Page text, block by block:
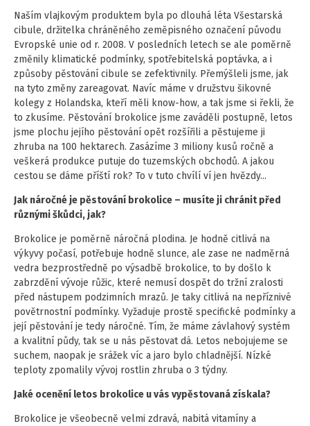
Naším vlajkovým produktem byla po dlouhá léta Všestarská
cibule, držitelka chráněného zeměpisného označení původu
Evropské unie od r. 2008. V posledních letech se ale poměrně
změnily klimatické podmínky, spotřebitelská poptávka, a i
způsoby pěstování cibule se zefektivnily. Přemýšleli jsme, jak
na tyto změny zareagovat. Navíc máme v družstvu šikovné
kolegy z Holandska, kteří měli know-how, a tak jsme si řekli, že
to zkusíme. Pěstování brokolice jsme zaváděli postupně, letos
jsme plochu jejího pěstování opět rozšířili a pěstujeme ji
zhruba na 100 hektarech. Zasázíme 3 miliony kusů ročně a
veškerá produkce putuje do tuzemských obchodů. A jakou
cestou se dáme příští rok? To v tuto chvílí ví jen hvězdy...
Jak náročné je pěstování brokolice – musíte ji chránit před
různými škůdci, jak?
Brokolice je poměrně náročná plodina. Je hodně citlivá na
výkyvy počasí, potřebuje hodně slunce, ale zase ne nadměrná
vedra bezprostředně po výsadbě brokolice, to by došlo k
zabrzdění vývoje růžic, které nemusí dospět do tržní zralosti
před nástupem podzimních mrazů. Je taky citlivá na nepříznivé
povětrnostní podmínky. Vyžaduje prostě specifické podmínky a
její pěstování je tedy náročné. Tím, že máme závlahový systém
a kvalitní půdy, tak se u nás pěstovat dá. Letos nebojujeme se
suchem, naopak je srážek víc a jaro bylo chladnější. Nízké
teploty zpomalily vývoj rostlin zhruba o 3 týdny.
Jaké ocenění letos brokolice u vás vypěstovaná získala?
Brokolice je všeobecně velmi zdravá, nabitá vitamíny a